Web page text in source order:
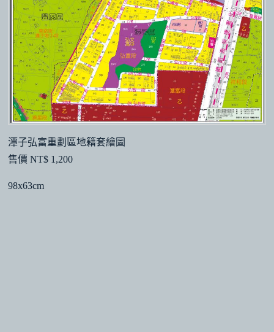
潭子弘富重劃區地籍套繪圖
售價 NT$ 1,200
98x63cm